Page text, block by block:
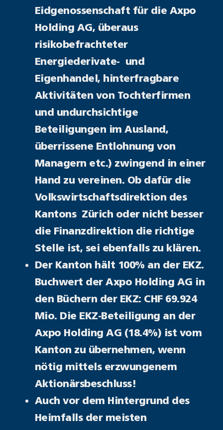
Eidgenossenschaft für die Axpo
Holding AG, überaus
risikobefrachteter
Energiederivate- und
Eigenhandel, hinterfragbare
Aktivitäten von Tochterfirmen
und undurchsichtige
Beteiligungen im Ausland,
überrissene Entlohnung von
Managern etc.) zwingend in einer
Hand zu vereinen. Ob dafür die
Volkswirtschaftsdirektion des
Kantons Zürich oder nicht besser
die Finanzdirektion die richtige
Stelle ist, sei ebenfalls zu klären.
Der Kanton hält 100% an der EKZ.
Buchwert der Axpo Holding AG in
den Büchern der EKZ: CHF 69.924
Mio. Die EKZ-Beteiligung an der
Axpo Holding AG (18.4%) ist vom
Kanton zu übernehmen, wenn
nötig mittels erzwungenem
Aktionärsbeschluss!
Auch vor dem Hintergrund des
Heimfalls der meisten